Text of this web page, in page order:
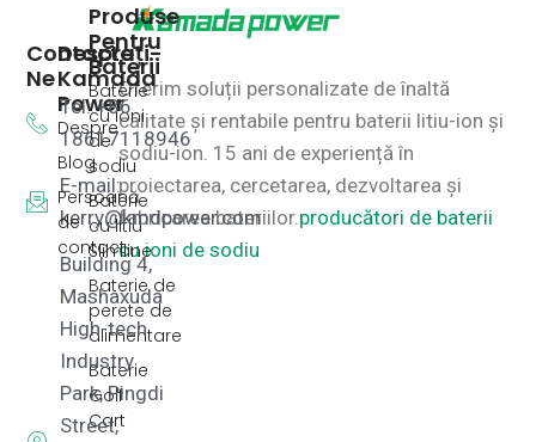
Oferim soluții personalizate de înaltă
calitate și rentabile pentru baterii litiu-ion și
sodiu-ion. 15 ani de experiență în
proiectarea, cercetarea, dezvoltarea și
fabricarea bateriilor.producători de baterii
cu ioni de sodiu
Produse
Pentru
Baterii
Baterie
cu ioni
de
sodiu
Baterie
cu litiu
Slimline
Baterie de
perete de
alimentare
Baterie
Golf
Cart
Despre
Kamada
Power
Despre
Blog
Persoană
de
contact
Contactați-
Ne
Tel: +86
18617118946
E-mail:
kerry@kmdpower.com
Building 4,
Mashaxuda
High-tech
Industry
Park, Pingdi
Street,